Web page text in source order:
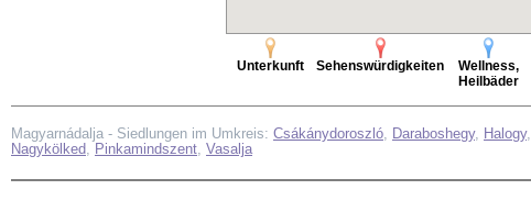
Unterkunft Sehenswürdigkeiten
Wellness,
Heilbäder
Magyarnádalja - Siedlungen im Umkreis: Csákánydoroszló, Daraboshegy, Halogy,
Nagykölked, Pinkamindszent, Vasalja